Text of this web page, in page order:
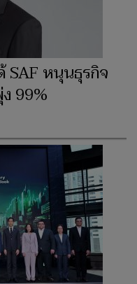
SAF หนุนธุรกิจ
99%